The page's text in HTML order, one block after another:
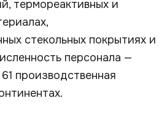
термореактивных и
стекольных покрытиях и
персонала —
производственная